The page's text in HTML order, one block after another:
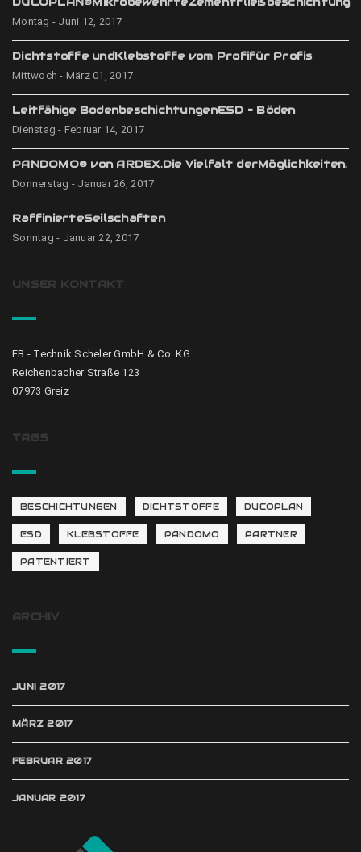
Montag - Juni 12, 2017
Dichtstoffe undKlebstoffe vom Profifür Profis
Mittwoch - März 01, 2017
Leitfähige BodenbeschichtungenESD – Böden
Dienstag - Februar 14, 2017
PANDOMO® von ARDEX.Die Vielfalt derMöglichkeiten.
Donnerstag - Januar 26, 2017
RaffinierteSeilschaften
Sonntag - Januar 22, 2017
UNSER KONTAKT
FB - Technik Scheler GmbH & Co. KG
Reichenbacher Straße 123
07973 Greiz
TAGS
BESCHICHTUNGEN DICHTSTOFFE DUCOPLAN
ESD KLEBSTOFFE PANDOMO PARTNER
PATENTIERT
ARCHIV
JUNI 2017
MÄRZ 2017
FEBRUAR 2017
JANUAR 2017